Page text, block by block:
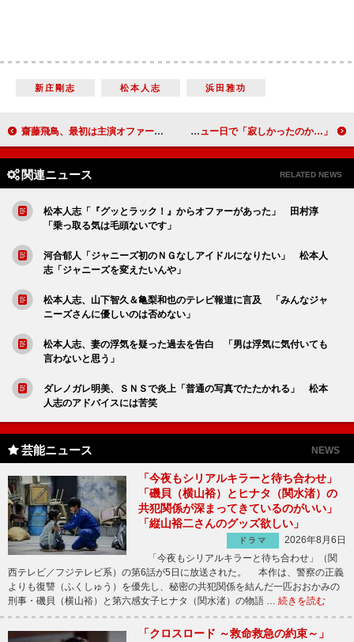
新庄剛志 松本人志 浜田雅功
齋藤飛鳥、最初は主演オファーを断った 「自分にそんな自信がなかったので…」 城島茂、山口達也氏に「人として、あるまじき行為」 逮捕前日がＴＯＫＩＯのデビュー日で「寂しかったのか…」
関連ニュース RELATED NEWS
松本人志「『グッとラック！』からオファーがあった」 田村淳
「乗っ取る気は毛頭ないです」
河合郁人「ジャニーズ初のＮＧなしアイドルになりたい」 松本人
志「ジャニーズを変えたいんや」
松本人志、山下智久＆亀梨和也のテレビ報道に言及 「みんなジャ
ニーズさんに優しいのは否めない」
松本人志、妻の浮気を疑った過去を告白 「男は浮気に気付いても
言わないと思う」
ダレノガレ明美、ＳＮＳで炎上「普通の写真でたたかれる」 松本
人志のアドバイスには苦笑
芸能ニュース NEWS
「今夜もシリアルキラーと待ち合わせ」
「磯貝（横山裕）とヒナタ（関水渚）の
共犯関係が深まってきているのがいい」
「縦山裕二さんのグッズ欲しい」
ドラマ
2026年8月6日
「今夜もシリアルキラーと待ち合わせ」（関
西テレビ／フジテレビ系）の第6話が5日に放送された。 本作は、警察の正義
よりも復讐（ふくしゅう）を優先し、秘密の共犯関係を結んだ一匹おおかみの
刑事・磯貝（横山裕）と第六感女子ヒナタ（関水渚）の物語 … 続きを読む
「クロスロード ～救命救急の約束～」